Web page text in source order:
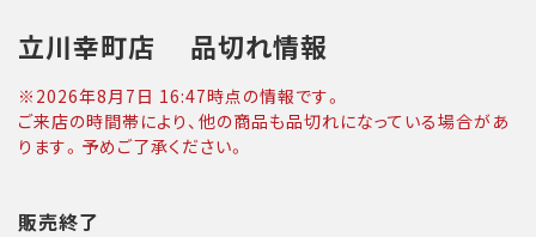
立川幸町店 品切れ情報
※ 2026年8月7日 16:47時点の情報です。
ご来店の時間帯により、他の商品も品切れになっている場合があ
ります。予めご了承ください。
販売終了